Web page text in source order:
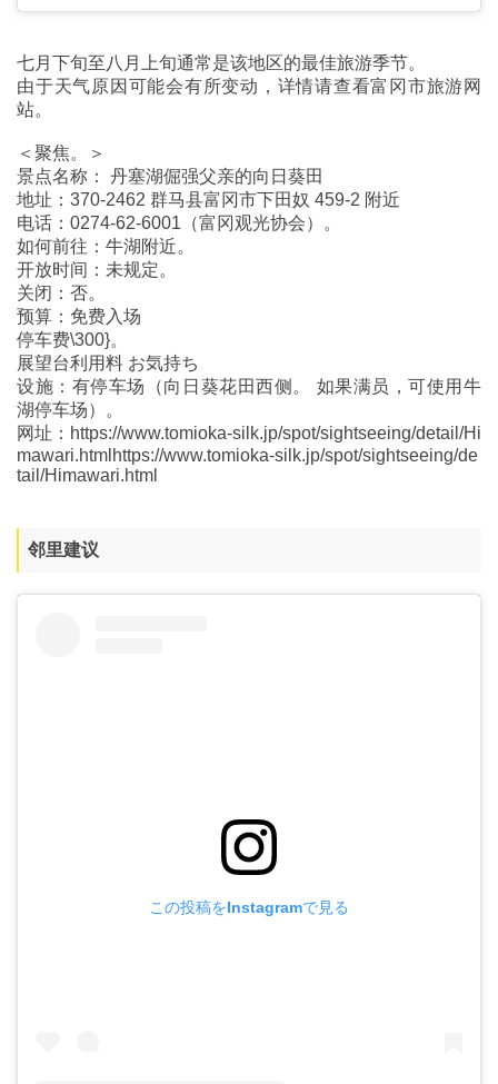
七月下旬至八月上旬通常是该地区的最佳旅游季节。
由于天气原因可能会有所变动，详情请查看富冈市旅游网
站。
＜聚焦。＞
景点名称： 丹塞湖倔强父亲的向日葵田
地址：370-2462 群马县富冈市下田奴 459-2 附近
电话：0274-62-6001（富冈观光协会）。
如何前往：牛湖附近。
开放时间：未规定。
关闭：否。
预算：免费入场
停车费\300}。
展望台利用料 お気持ち
设施：有停车场（向日葵花田西侧。 如果满员，可使用牛
湖停车场）。
网址：https://www.tomioka-silk.jp/spot/sightseeing/detail/Hi
mawari.htmlhttps://www.tomioka-silk.jp/spot/sightseeing/de
tail/Himawari.html
邻里建议
この投稿をInstagramで見る